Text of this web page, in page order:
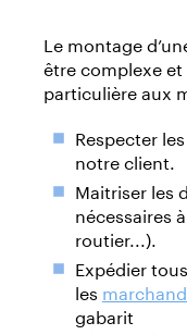
Le montage
être complexe
particulière aux
Respecter
notre client.
Maitriser les
nécessaires
routier...).
Expédier
les
gabarit